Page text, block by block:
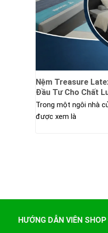
Nệm Treasure
Đầu Tư Cho Chất
Trong một ngôi nhà
được xem là
HƯỚNG DẪN VIÊN SHOP